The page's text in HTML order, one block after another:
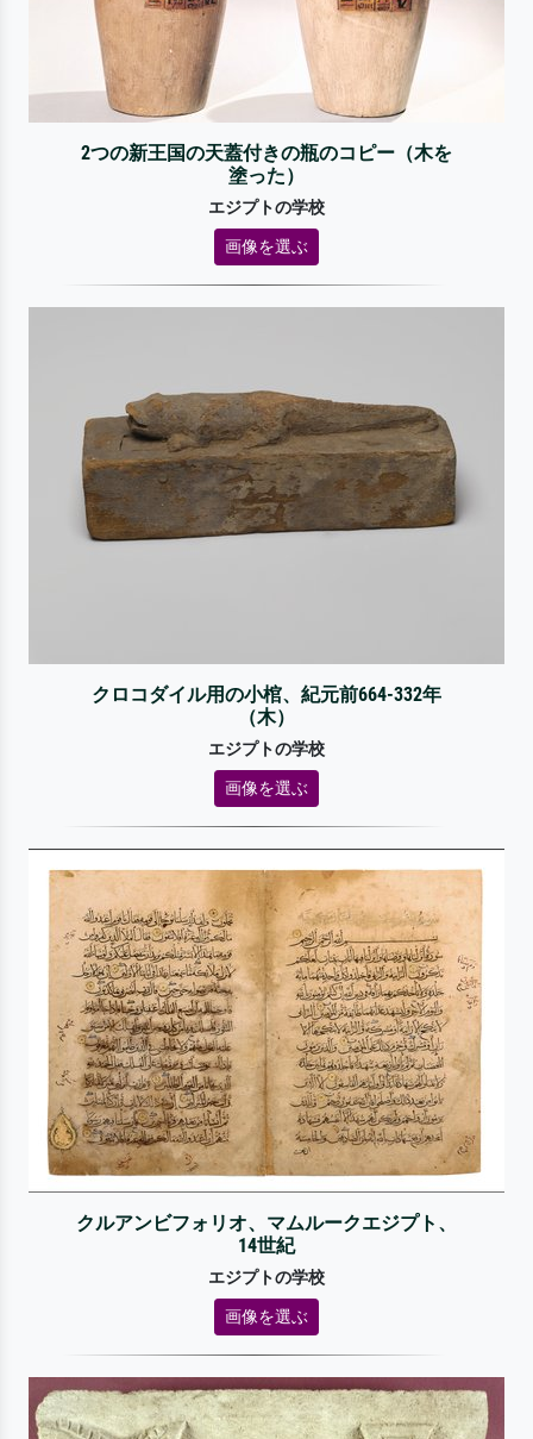
2つの新王国の天蓋付きの瓶のコピー（木を
塗った）
エジプトの学校
画像を選ぶ
クロコダイル用の小棺、紀元前664-332年
（木）
エジプトの学校
画像を選ぶ
クルアンビフォリオ、マムルークエジプト、
14世紀
エジプトの学校
画像を選ぶ